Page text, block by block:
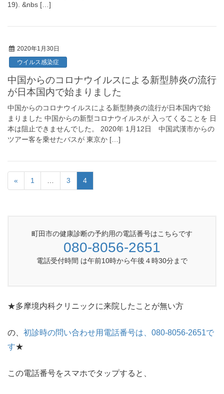
19). &nbs […]
2020年1月30日
ウイルス感染症
中国からのコロナウイルスによる新型肺炎の流行
が日本国内で始まりました
中国からのコロナウイルスによる新型肺炎の流行が日本国内で始
まりました 中国からの新型コロナウイルスが 入ってくることを 日
本は阻止できませんでした。 2020年 1月12日 中国武漢市からの
ツアー客を乗せたバスが 東京か […]
« 1 3 4
町田市の健康診断の予約用の電話番号はこちらです
080-8056-2651
電話受付時間 は午前10時から午後４時30分まで
★多摩境内科クリニックに来院したことが無い方
の、 初診時の問い合わせ用電話番号は、080-8056-2651で
す★
この電話番号をスマホでタップすると、